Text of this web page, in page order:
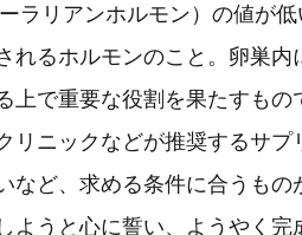
ラリアンホルモン）の値が
れるホルモンのこと。卵巣
上で重要な役割を果たすも
リニックなどが推奨するサ
など、求める条件に合うも
ようと心に誓い、ようやく